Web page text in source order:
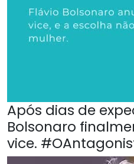
Após dias de
Bolsonaro
vice.